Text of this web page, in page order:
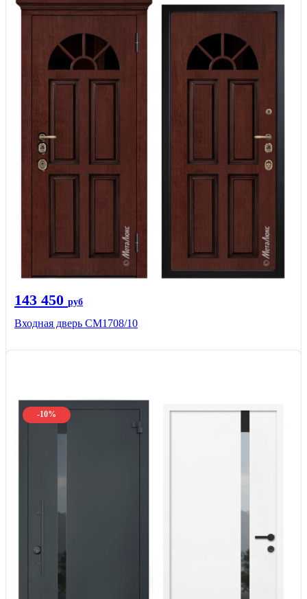
143 450 руб
Входная дверь CМ1708/10
-10%